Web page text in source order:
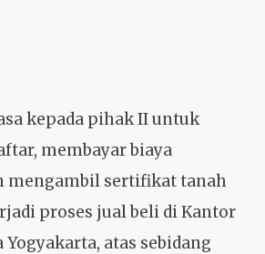
kepada pihak II untuk
membayar biaya
mengambil sertifikat tanah
proses jual beli di Kantor
atas sebidang